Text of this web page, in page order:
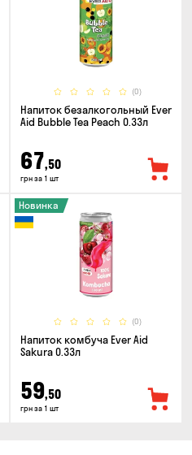
(0)
Напиток безалкогольный Ever
Aid Bubble Tea Peach 0.33л
67,50
грн за 1 шт
(0)
Новинка
Напиток комбуча Ever Aid
Sakura 0.33л
59,50
грн за 1 шт